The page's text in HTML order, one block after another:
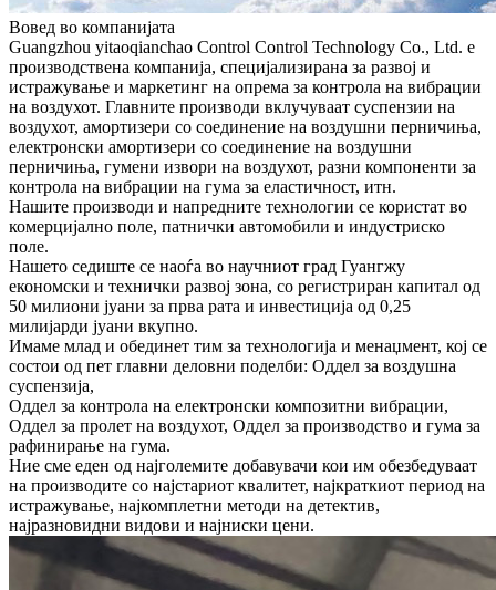
Вовед во компанијата
Guangzhou yitaoqianchao Control Control Technology Co., Ltd. е
производствена компанија, специјализирана за развој и
истражување и маркетинг на опрема за контрола на вибрации
на воздухот. Главните производи вклучуваат суспензии на
воздухот, амортизери со соединение на воздушни перничиња,
електронски амортизери со соединение на воздушни
перничиња, гумени извори на воздухот, разни компоненти за
контрола на вибрации на гума за еластичност, итн.
Нашите производи и напредните технологии се користат во
комерцијално поле, патнички автомобили и индустриско
поле.
Нашето седиште се наоѓа во научниот град Гуангжу
економски и технички развој зона, со регистриран капитал од
50 милиони јуани за прва рата и инвестиција од 0,25
милијарди јуани вкупно.
Имаме млад и обединет тим за технологија и менаџмент, кој се
состои од пет главни деловни поделби: Оддел за воздушна
суспензија,
Оддел за контрола на електронски композитни вибрации,
Оддел за пролет на воздухот, Оддел за производство и гума за
рафинирање на гума.
Ние сме еден од најголемите добавувачи кои им обезбедуваат
на производите со најстариот квалитет, најкраткиот период на
истражување, најкомплетни методи на детектив,
најразновидни видови и најниски цени.